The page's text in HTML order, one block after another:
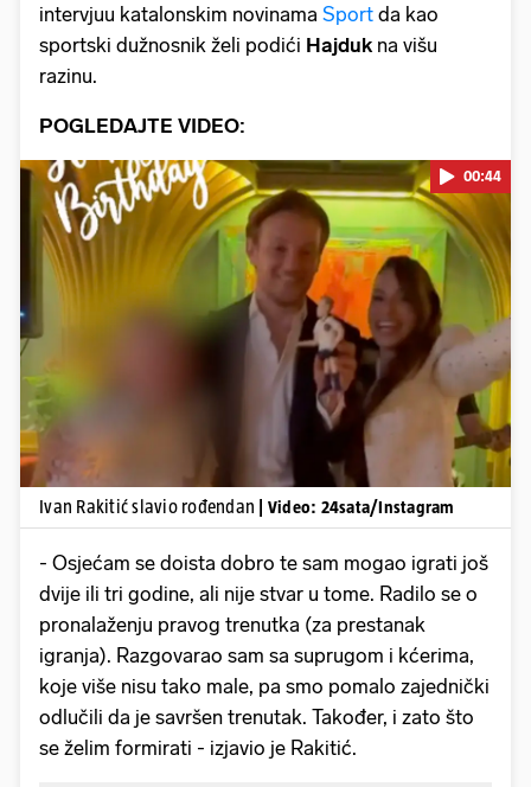
intervjuu katalonskim novinama Sport da kao
sportski dužnosnik želi podići Hajduk na višu
razinu.
POGLEDAJTE VIDEO:
Pokretanje videa...
00:44
Ivan Rakitić slavio rođendan | Video: 24sata/Instagram
- Osjećam se doista dobro te sam mogao igrati još
dvije ili tri godine, ali nije stvar u tome. Radilo se o
pronalaženju pravog trenutka (za prestanak
igranja). Razgovarao sam sa suprugom i kćerima,
koje više nisu tako male, pa smo pomalo zajednički
odlučili da je savršen trenutak. Također, i zato što
se želim formirati - izjavio je Rakitić.